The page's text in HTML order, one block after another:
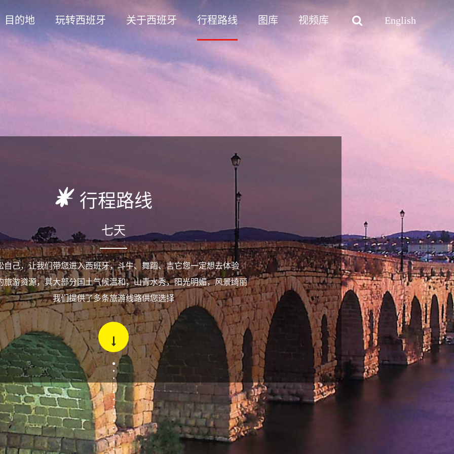
目的地 玩转西班牙 关于西班牙 行程路线 图库 视频库 English
行程路线
七天
自己，让我们带您进入西班牙，斗牛、舞蹈、吉它您一定想去体验
旅游资源，其大部分国土气候温和，山青水秀，阳光明媚，风景绮丽
我们提供了多条旅游线路供您选择